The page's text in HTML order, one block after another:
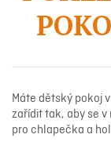
Máte dětský pokoj
zařídit tak, aby se
pro chlapečka a